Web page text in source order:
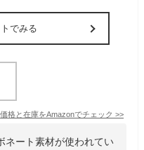
でみる
価格と在庫をAmazonでチェック >>
ネート素材が使われてい